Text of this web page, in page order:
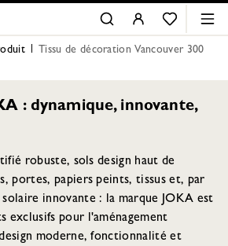
Tissu de décoration Vancouver 300
: dynamique, innovante,
robuste, sols design haut de
portes, papiers peints, tissus et, par
innovante : la marque JOKA est
exclusifs pour l'aménagement
moderne, fonctionnalité et